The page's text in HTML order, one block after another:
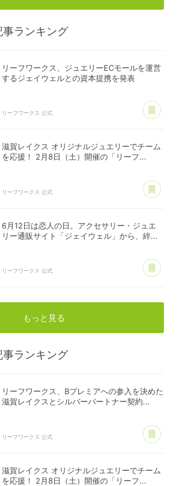
事ランキング
リーフワークス、ジュエリーECモールを運営
するジェイウェルとの資本提携を発表
リーフワークス 公式
滋賀レイクス オリジナルジュエリーでチーム
を応援！ 2月8日（土）開催の「リーフ...
リーフワークス 公式
6月12日は恋人の日。アクセサリー・ジュエ
リー通販サイト「ジェイウェル」から、絆...
リーフワークス 公式
もっと見る
事ランキング
リーフワークス、Bプレミアへの参入を決めた
滋賀レイクスとシルバーパートナー契約...
リーフワークス 公式
滋賀レイクス オリジナルジュエリーでチーム
を応援！ 2月8日（土）開催の「リーフ...